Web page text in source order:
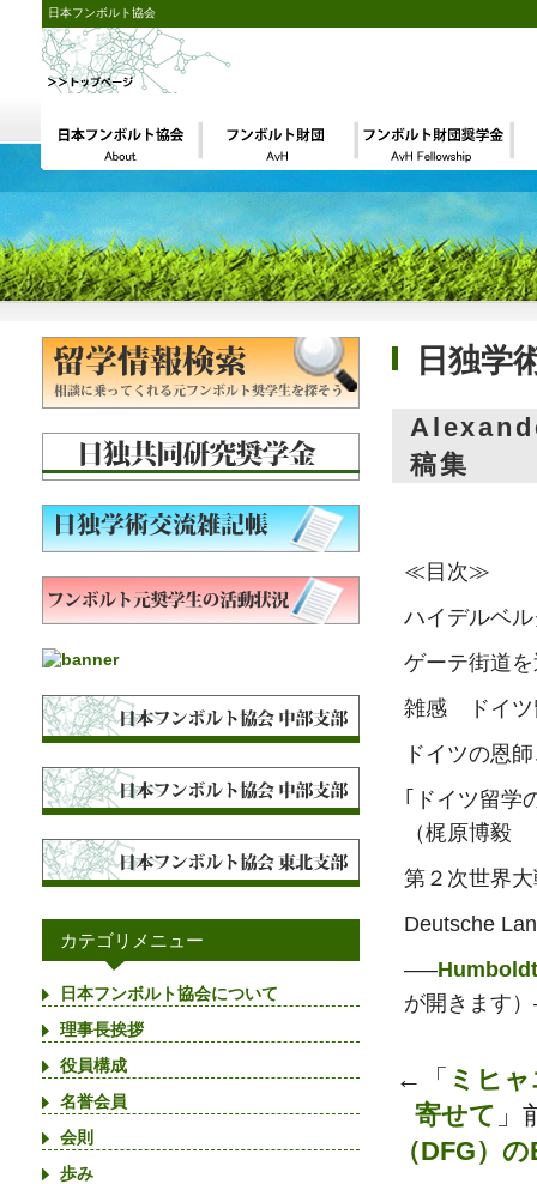
日本フンボルト協会
日独学
稿集
≪目次≫
ハイデルベ
ゲーテ街道
雑感 ドイツ
ドイツの恩
｢ドイツ留学
（梶原博毅
第２次世界
Deutsche
—–
が開きます
←「 ミヒ
寄せて
（DFG）
カテゴリメニュー
日本フンボルト協会について
理事長挨拶
役員構成
名誉会員
会則
歩み